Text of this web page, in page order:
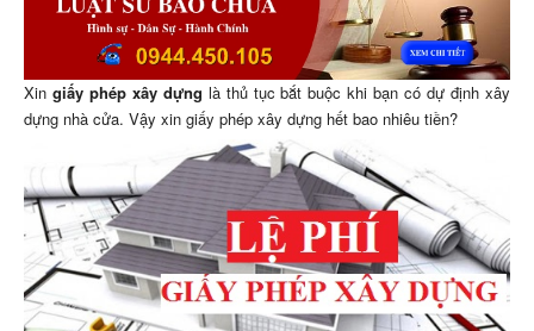
Xin giấy phép xây dựng là thủ tục bắt buộc khi bạn có dự định xây
dựng nhà cửa. Vậy xin giấy phép xây dựng hết bao nhiêu tiền?